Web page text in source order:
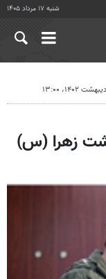
شنبه ۱۷ مرداد ۱۴۰۵
زهرا (س)